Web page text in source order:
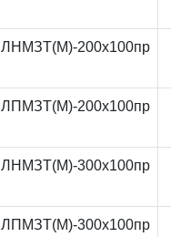
ЛНМЗТ(М)-200x100пр
ЛПМЗТ(М)-200x100пр
ЛНМЗТ(М)-300x100пр
ЛПМЗТ(М)-300x100пр